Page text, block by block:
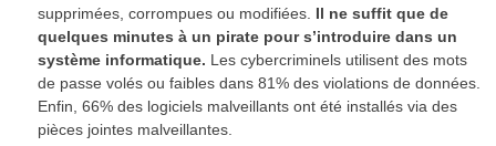
supprimées, corrompues ou modifiées. Il ne suffit que de
quelques minutes à un pirate pour s’introduire dans un
système informatique. Les cybercriminels utilisent des mots
de passe volés ou faibles dans 81% des violations de données.
Enfin, 66% des logiciels malveillants ont été installés via des
pièces jointes malveillantes.